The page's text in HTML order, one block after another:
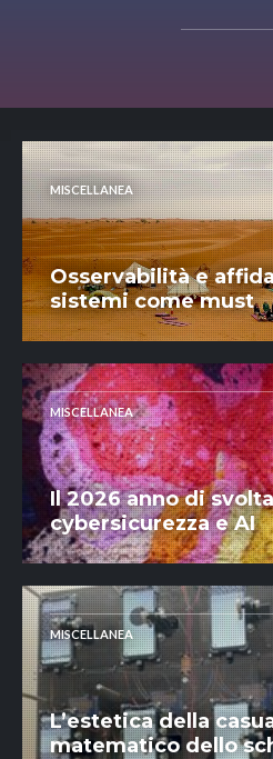
MISCELLANEA
Osservabilità e
sistemi come must
MISCELLANEA
Il 2026 anno di
cybersicurezza e AI
MISCELLANEA
L’estetica della
matematico dello